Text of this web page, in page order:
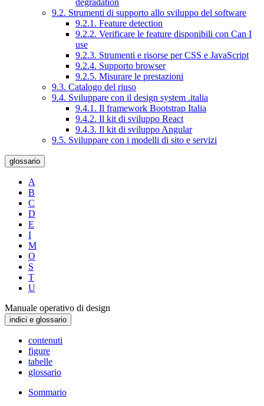
degradation
9.2. Strumenti di supporto allo sviluppo del software
9.2.1. Feature detection
9.2.2. Verificare le feature disponibili con Can I
use
9.2.3. Strumenti e risorse per CSS e JavaScript
9.2.4. Supporto browser
9.2.5. Misurare le prestazioni
9.3. Catalogo del riuso
9.4. Sviluppare con il design system .italia
9.4.1. Il framework Bootstrap Italia
9.4.2. Il kit di sviluppo React
9.4.3. Il kit di sviluppo Angular
9.5. Sviluppare con i modelli di sito e servizi
glossario
A
B
C
D
E
I
M
O
S
T
U
Manuale operativo di design
indici e glossario
contenuti
figure
tabelle
glossario
Sommario